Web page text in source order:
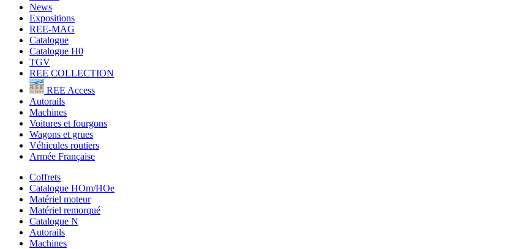
News
Expositions
REE-MAG
Catalogue
Catalogue H0
TGV
REE COLLECTION
REE Access
Autorails
Machines
Voitures et fourgons
Wagons et grues
Véhicules routiers
Armée Française
Coffrets
Catalogue HOm/HOe
Matériel moteur
Matériel remorqué
Catalogue N
Autorails
Machines